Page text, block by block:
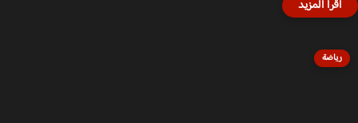
رياضة